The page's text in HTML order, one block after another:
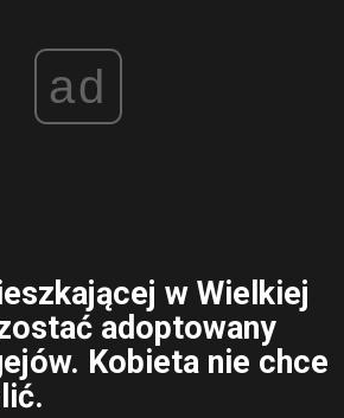
ad
w Wielkiej
adoptowany
Kobieta nie chce